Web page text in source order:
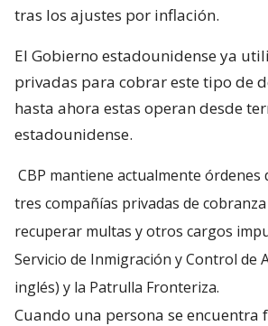
tras los ajustes por inflación.
El Gobierno estadounidense ya
privadas para cobrar este tipo de
hasta ahora estas operan desde
estadounidense.
CBP mantiene actualmente órdenes
tres compañías privadas de
recuperar multas y otros cargos
Servicio de Inmigración y Control de
inglés) y la Patrulla Fronteriza.
Cuando una persona se encuentra